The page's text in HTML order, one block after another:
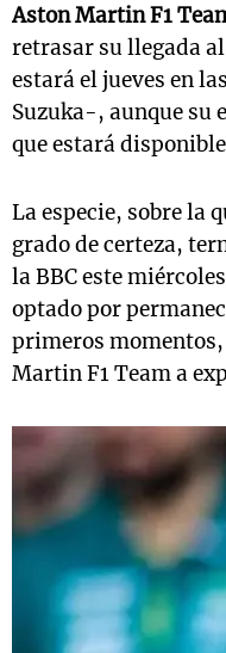
Aston Martin F1
retrasar su llegada al
estará el jueves en
Suzuka-, aunque su
que estará
La especie, sobre la
grado de certeza,
la BBC este
optado por
primeros
Martin F1 Team a